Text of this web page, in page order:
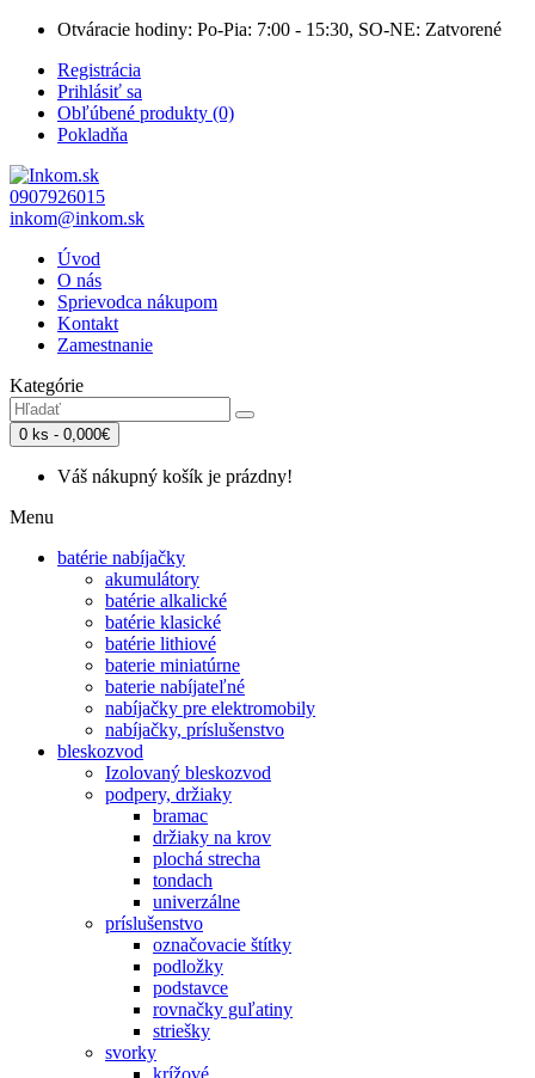
Otváracie hodiny: Po-Pia: 7:00 - 15:30, SO-NE: Zatvorené
Registrácia
Prihlásiť sa
Obľúbené produkty (0)
Pokladňa
0907926015
inkom@inkom.sk
Úvod
O nás
Sprievodca nákupom
Kontakt
Zamestnanie
Kategórie
0 ks - 0,000€
Váš nákupný košík je prázdny!
Menu
batérie nabíjačky
akumulátory
batérie alkalické
batérie klasické
batérie lithiové
baterie miniatúrne
baterie nabíjateľné
nabíjačky pre elektromobily
nabíjačky, príslušenstvo
bleskozvod
Izolovaný bleskozvod
podpery, držiaky
bramac
držiaky na krov
plochá strecha
tondach
univerzálne
príslušenstvo
označovacie štítky
podložky
podstavce
rovnačky guľatiny
striešky
svorky
krížové